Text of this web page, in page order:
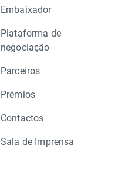
Embaixador
Plataforma de
negociação
Parceiros
Prémios
Contactos
Sala de Imprensa